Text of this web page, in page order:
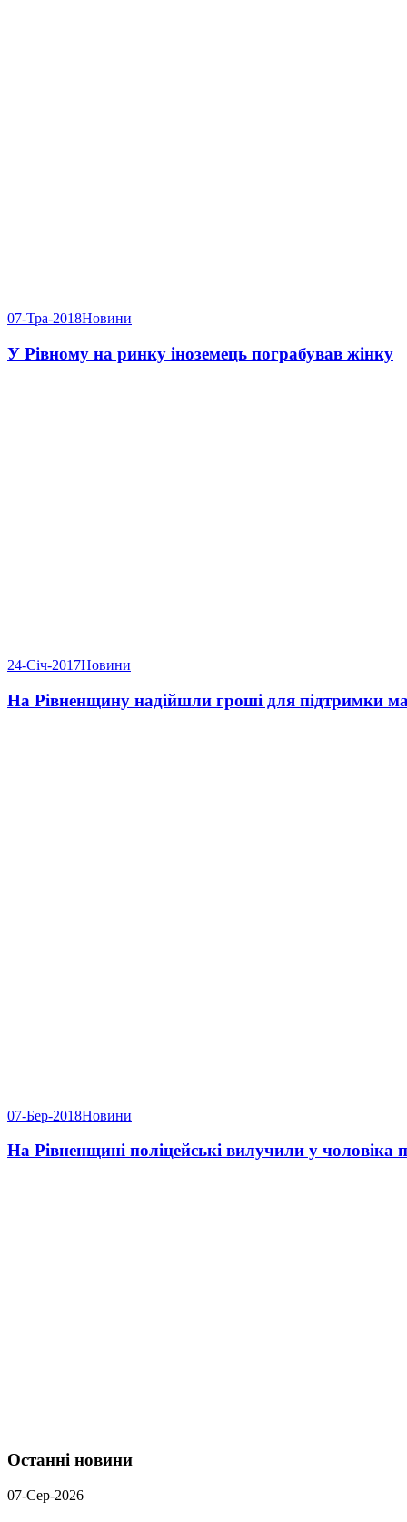
07-Тра-2018Новини
У Рівному на ринку іноземець пограбував жінку
24-Січ-2017Новини
На Рівненщину надійшли гроші для підтримки
07-Бер-2018Новини
На Рівненщині поліцейські вилучили у чоловіка
Останні новини
07-Сер-2026